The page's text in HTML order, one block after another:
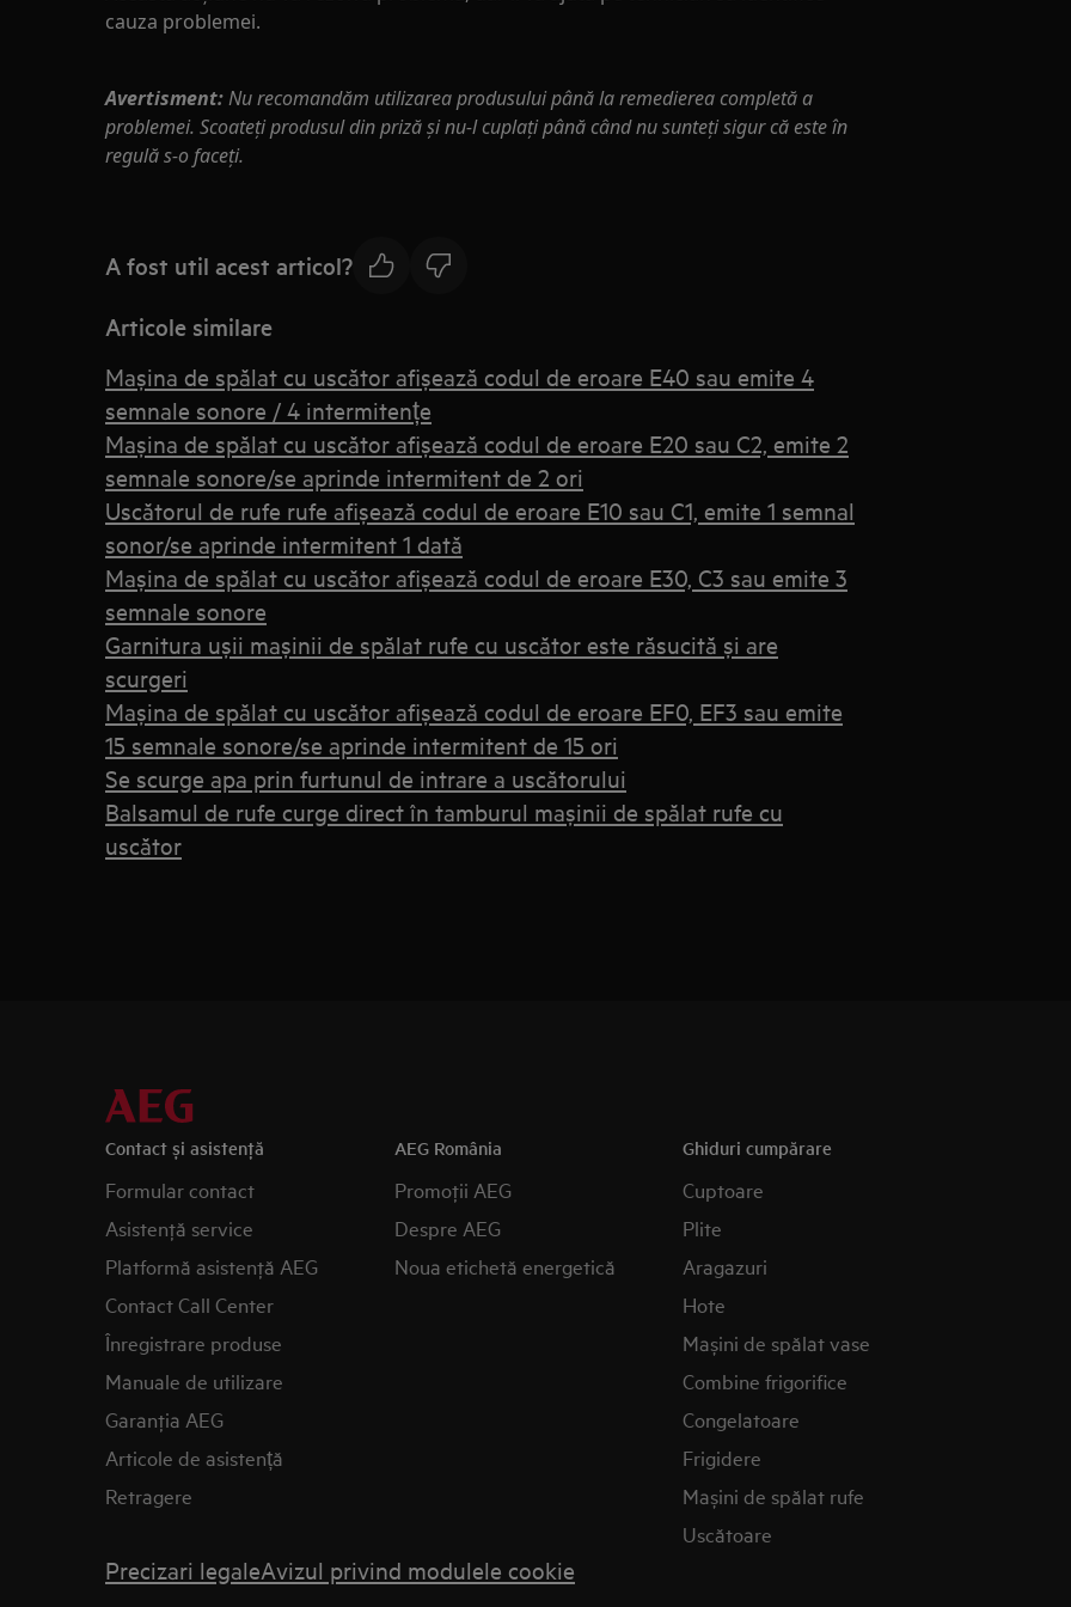
cauza problemei.
Avertisment:Nu recomandăm utilizarea produsului până la remedierea completă a
problemei. Scoateţi produsul din priză şi nu-l cuplaţi până când nu sunteţi sigur că este în
regulă s-o faceţi.
A fost util acest articol?
Articole similare
Mașina de spălat cu uscător afișează codul de eroare E40 sau emite 4
semnale sonore / 4 intermitențe
Mașina de spălat cu uscător afișează codul de eroare E20 sau C2, emite 2
semnale sonore/se aprinde intermitent de 2 ori
Uscătorul de rufe rufe afișează codul de eroare E10 sau C1, emite 1 semnal
sonor/se aprinde intermitent 1 dată
Maşina de spălat cu uscător afişează codul de eroare E30, C3 sau emite 3
semnale sonore
Garnitura ușii mașinii de spălat rufe cu uscător este răsucită și are
scurgeri
Mașina de spălat cu uscător afișează codul de eroare EF0, EF3 sau emite
15 semnale sonore/se aprinde intermitent de 15 ori
Se scurge apa prin furtunul de intrare a uscătorului
Balsamul de rufe curge direct în tamburul mașinii de spălat rufe cu
uscător
Contact și asistenţă
Formular contact
Asistenţă service
Platformă asistenţă AEG
Contact Call Center
Înregistrare produse
Manuale de utilizare
Garanţia AEG
Articole de asistență
Retragere
AEG România
Promoţii AEG
Despre AEG
Noua etichetă energetică
Ghiduri cumpărare
Cuptoare
Plite
Aragazuri
Hote
Mașini de spălat vase
Combine frigorifice
Congelatoare
Frigidere
Mașini de spălat rufe
Uscătoare
Precizari legaleAvizul privind modulele cookie